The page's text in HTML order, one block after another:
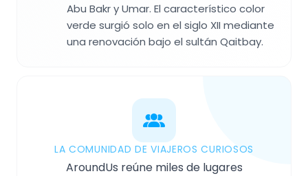
Abu Bakr y Umar. El característico color
verde surgió solo en el siglo XII mediante
una renovación bajo el sultán Qaitbay.
LA COMUNIDAD DE VIAJEROS CURIOSOS
AroundUs reúne miles de lugares